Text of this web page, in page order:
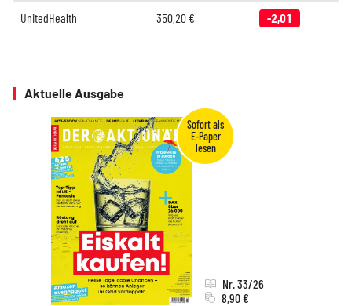
UnitedHealth 350,20 € -2,01
Aktuelle Ausgabe
Nr. 33/26
8,90 €